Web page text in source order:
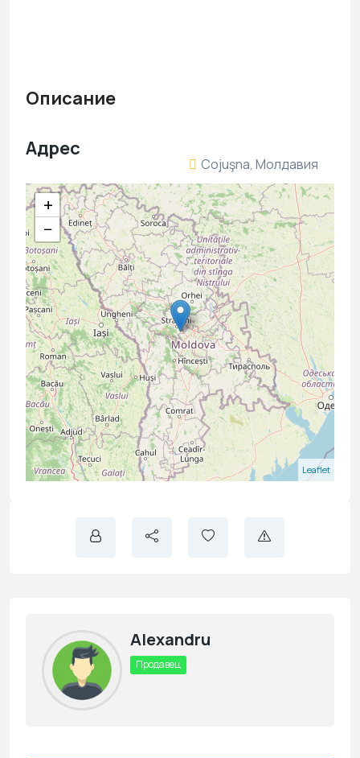
Описание
Адрес
Cojuşna, Молдавия
+
−
Leaflet
Alexandru
Продавец